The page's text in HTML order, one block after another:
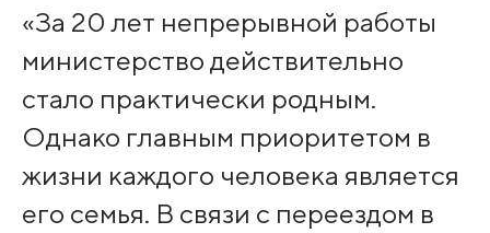
«За 20 лет непрерывной работы
министерство действительно
стало практически родным.
Однако главным приоритетом в
жизни каждого человека является
его семья. В связи с переездом в